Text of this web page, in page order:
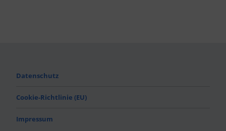
Datenschutz
Cookie-Richtlinie (EU)
Impressum